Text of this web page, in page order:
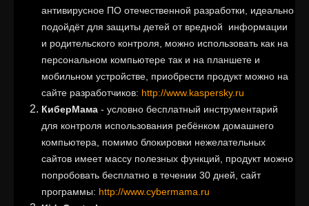
антивирусное ПО отечественной разработки, идеально
подойдёт для защиты детей от вредной информации
и родительского контроля, можно использовать как на
персональном компьютере так и на планшете и
мобильном устройстве, приобрести продукт можно на
сайте разработчиков: http://www.kaspersky.ru
КиберМама - условно бесплатный инструментарий
для контроля использования ребёнком домашнего
компьютера, помимо блокировки нежелательных
сайтов имеет массу полезных функций, продукт можно
попробовать бесплатно в течении 30 дней, сайт
программы: http://www.cybermama.ru